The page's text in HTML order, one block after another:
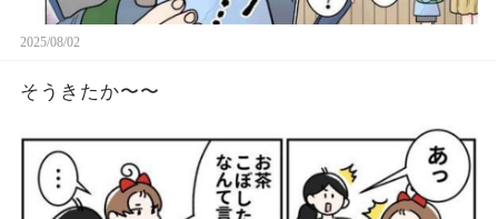
2025/08/02
そうきたか〜〜